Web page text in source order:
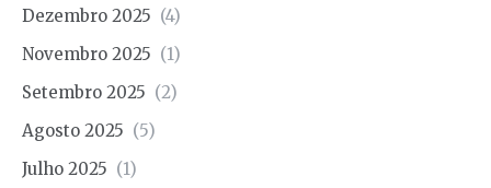
Dezembro 2025 (4)
Novembro 2025 (1)
Setembro 2025 (2)
Agosto 2025 (5)
Julho 2025 (1)